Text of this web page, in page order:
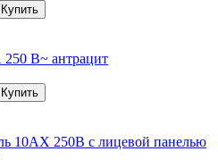
В~ антрацит
10АХ 250В с лицевой панелью